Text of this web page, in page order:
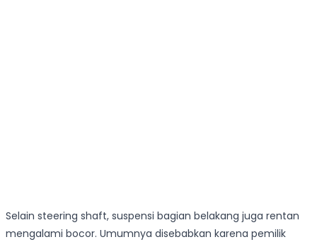
Selain steering shaft, suspensi bagian belakang juga rentan
mengalami bocor. Umumnya disebabkan karena pemilik